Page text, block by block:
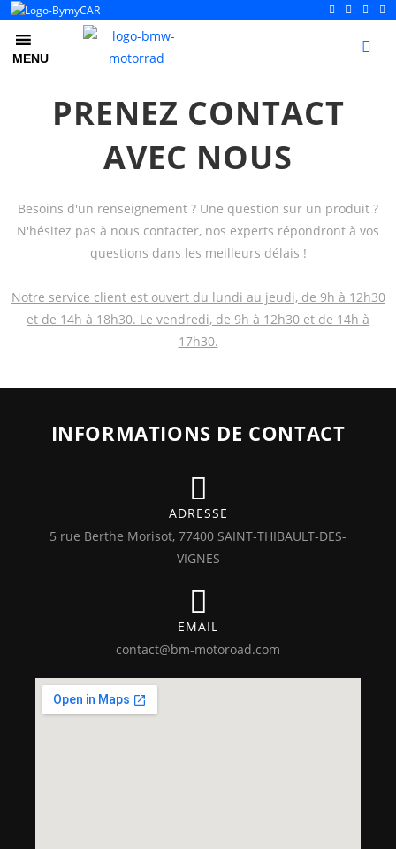
MENU
PRENEZ CONTACT
AVEC NOUS
Besoins d'un renseignement ? Une question sur un produit ?
N'hésitez pas à nous contacter, nos experts répondront à vos
questions dans les meilleurs délais !
Notre service client est ouvert du lundi au jeudi, de 9h à 12h30
et de 14h à 18h30. Le vendredi, de 9h à 12h30 et de 14h à
17h30.
INFORMATIONS DE CONTACT
ADRESSE
5 rue Berthe Morisot, 77400 SAINT-THIBAULT-DES-
VIGNES
EMAIL
contact@bm-motoroad.com